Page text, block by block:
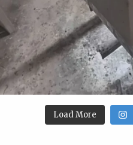
Load More